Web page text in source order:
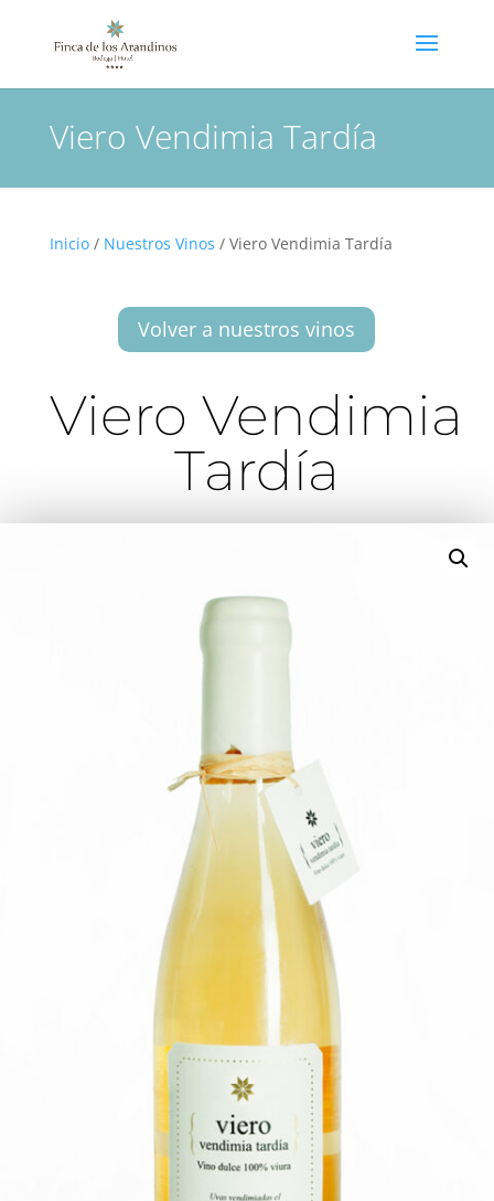
Viero Vendimia Tardía
Inicio/ Nuestros Vinos / Viero Vendimia Tardía
Volver a nuestros vinos
Viero Vendimia
Tardía